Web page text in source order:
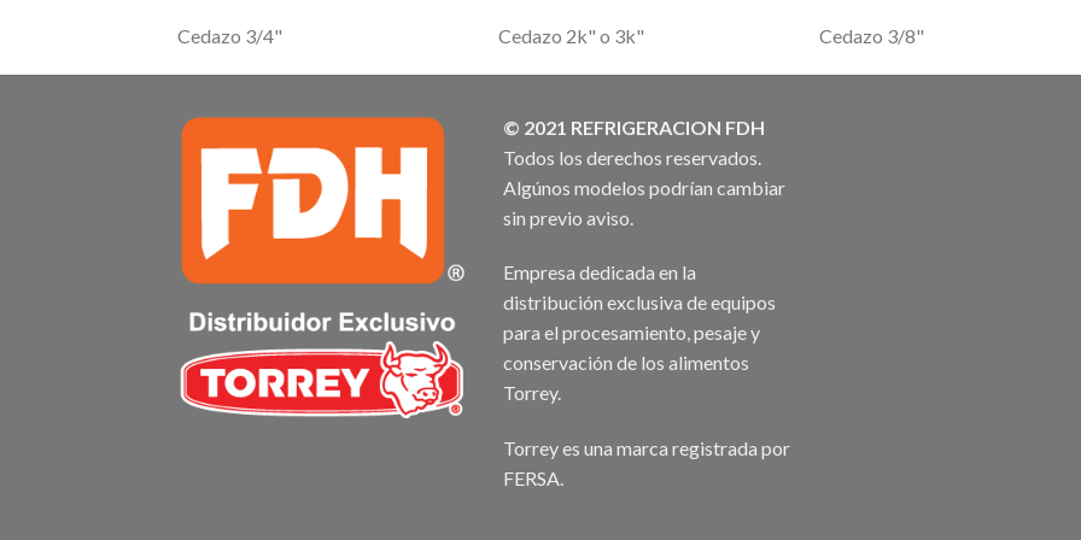
Cedazo 3/4" Cedazo 2k" o 3k" Cedazo 3/8"
© 2021 REFRIGERACION FDH
Todos los derechos reservados.
Algúnos modelos podrían cambiar
sin previo aviso.
Empresa dedicada en la
distribución exclusiva de equipos
para el procesamiento, pesaje y
conservación de los alimentos
Torrey.
Torrey es una marca registrada por
FERSA.